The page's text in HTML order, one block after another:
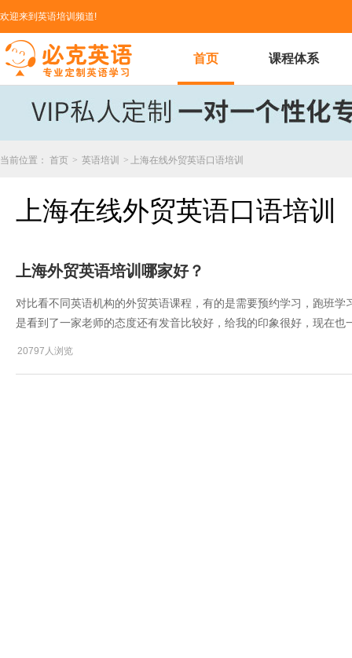
欢迎来到英语培训频道!
首页 课程体系
当前位置： 首页 > 英语培训 > 上海在线外贸英语口语培训
上海在线外贸英语口语培训
上海外贸英语培训哪家好？
对比看不同英语机构的外贸英语课程，有的是需要预约学习，跑班
是看到了一家老师的态度还有发音比较好，给我的印象很好，现在
20797人浏览